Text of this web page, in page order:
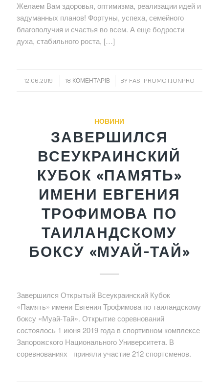
Желаем Вам здоровья, оптимизма, реализации идей и
задуманных планов! Фортуны, успеха, семейного
благополучия и счастья во всем. А еще бодрости
духа, стабильного роста, […]
12.06.2019
/ 18 КОМЕНТАРІВ
/ BY FASTPROMOTIONPRO
НОВИНИ
ЗАВЕРШИЛСЯ
ВСЕУКРАИНСКИЙ
КУБОК «ПАМЯТЬ»
ИМЕНИ ЕВГЕНИЯ
ТРОФИМОВА ПО
ТАИЛАНДСКОМУ
БОКСУ «МУАЙ-ТАЙ»
Завершился Открытый Всеукраинский Кубок
«Память» имени Евгения Трофимова по таиландскому
боксу «Муай-Тай». Открытие соревнований
состоялось 1 июня 2019 года в спортивном комплексе
Запорожского Национального Университета. В
соревнованиях приняли участие 212 спортсменов.